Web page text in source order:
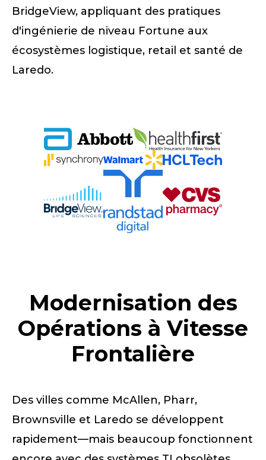
BridgeView, appliquant des pratiques
d'ingénierie de niveau Fortune aux
écosystèmes logistique, retail et santé de
Laredo.
Modernisation des
Opérations à Vitesse
Frontalière
Des villes comme McAllen, Pharr,
Brownsville et Laredo se développent
rapidement—mais beaucoup fonctionnent